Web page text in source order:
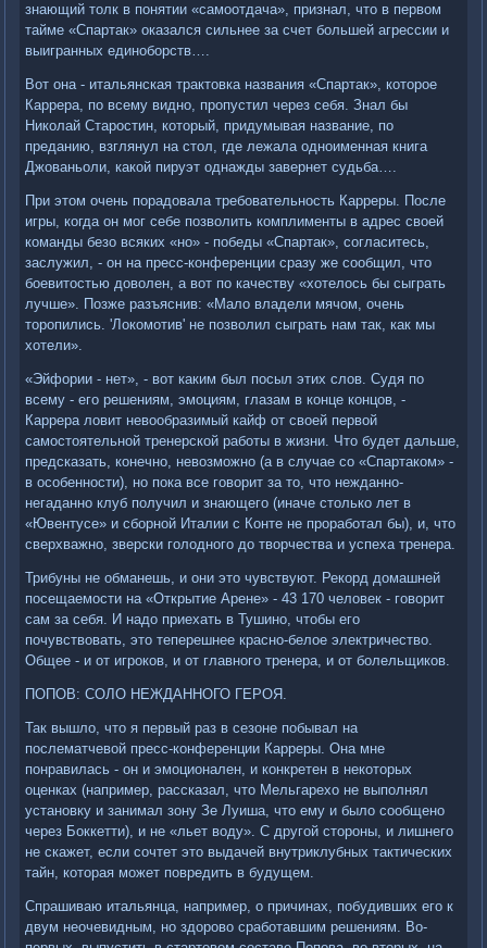
знающий толк в понятии «самоотдача», признал, что в первом
тайме «Спартак» оказался сильнее за счет большей агрессии и
выигранных единоборств….
Вот она - итальянская трактовка названия «Спартак», которое
Каррера, по всему видно, пропустил через себя. Знал бы
Николай Старостин, который, придумывая название, по
преданию, взглянул на стол, где лежала одноименная книга
Джованьоли, какой пируэт однажды завернет судьба….
При этом очень порадовала требовательность Карреры. После
игры, когда он мог себе позволить комплименты в адрес своей
команды безо всяких «но» - победы «Спартак», согласитесь,
заслужил, - он на пресс-конференции сразу же сообщил, что
боевитостью доволен, а вот по качеству «хотелось бы сыграть
лучше». Позже разъяснив: «Мало владели мячом, очень
торопились. 'Локомотив' не позволил сыграть нам так, как мы
хотели».
«Эйфории - нет», - вот каким был посыл этих слов. Судя по
всему - его решениям, эмоциям, глазам в конце концов, -
Каррера ловит невообразимый кайф от своей первой
самостоятельной тренерской работы в жизни. Что будет дальше,
предсказать, конечно, невозможно (а в случае со «Спартаком» -
в особенности), но пока все говорит за то, что нежданно-
негаданно клуб получил и знающего (иначе столько лет в
«Ювентусе» и сборной Италии с Конте не проработал бы), и, что
сверхважно, зверски голодного до творчества и успеха тренера.
Трибуны не обманешь, и они это чувствуют. Рекорд домашней
посещаемости на «Открытие Арене» - 43 170 человек - говорит
сам за себя. И надо приехать в Тушино, чтобы его
почувствовать, это теперешнее красно-белое электричество.
Общее - и от игроков, и от главного тренера, и от болельщиков.
ПОПОВ: СОЛО НЕЖДАННОГО ГЕРОЯ.
Так вышло, что я первый раз в сезоне побывал на
послематчевой пресс-конференции Карреры. Она мне
понравилась - он и эмоционален, и конкретен в некоторых
оценках (например, рассказал, что Мельгарехо не выполнял
установку и занимал зону Зе Луиша, что ему и было сообщено
через Боккетти), и не «льет воду». С другой стороны, и лишнего
не скажет, если сочтет это выдачей внутриклубных тактических
тайн, которая может повредить в будущем.
Спрашиваю итальянца, например, о причинах, побудивших его к
двум неочевидным, но здорово сработавшим решениям. Во-